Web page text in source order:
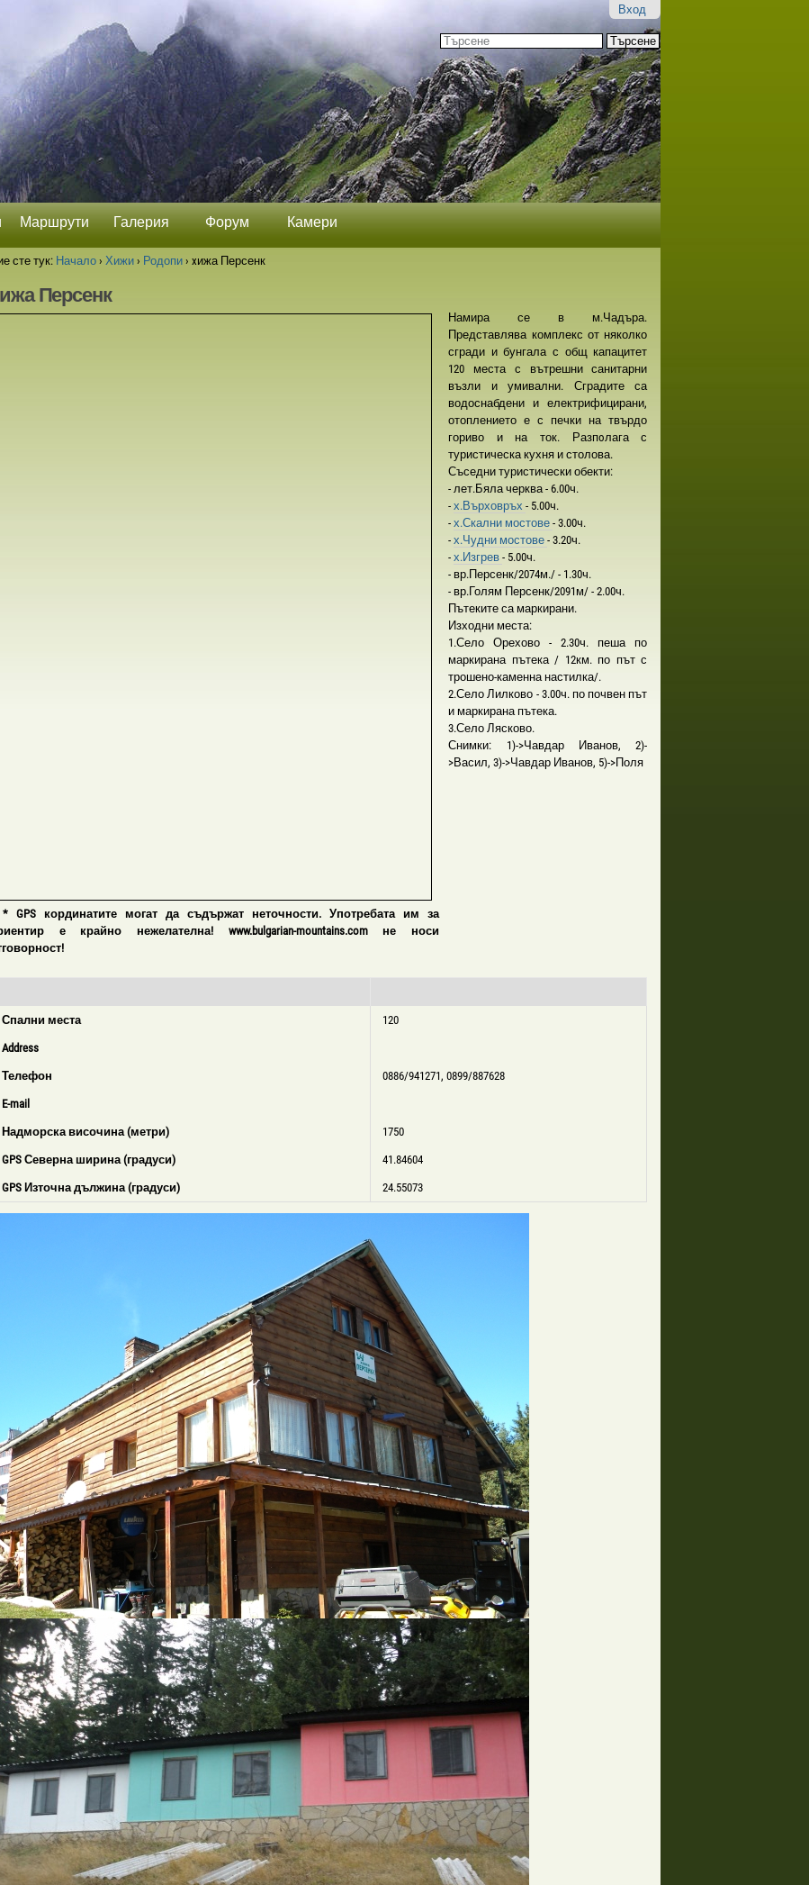
Вход
Търсене
Разширено
търсене...
Маршрути Галерия Форум Камери
сте тук: Начало ›Хижи › Родопи ›xижа Персенк
Персенк
GPS кординатите могат да съдържат неточности. Употребата им за
е крайно нежелателна! www.bulgarian-mountains.com не носи
Намира се в м.Чадъра.
Представлява комплекс от няколко
сгради и бунгала с общ капацитет
120 места с вътрешни санитарни
възли и умивални. Сградите са
водоснабдени и електрифицирани,
отоплението е с печки на твърдо
гориво и на ток. Разпoлага с
туристическа кухня и столова.
Съседни туристически обекти:
- лет.Бяла черква - 6.00ч.
-х.Върховръх- 5.00ч.
-х.Скални мостове- 3.00ч.
-х.Чудни мостове- 3.20ч.
-х.Изгрев- 5.00ч.
- вр.Персенк/2074м./ - 1.30ч.
- вр.Голям Персенк/2091м/ - 2.00ч.
Пътеките са маркирани.
Изходни места:
1.Село Орехово - 2.30ч. пеша по
маркирана пътека / 12км. по път с
трошено-каменна настилка/.
2.Село Лилково - 3.00ч. по почвен път
и маркирана пътека.
3.Село Лясково.
Снимки: 1)->Чавдар Иванов, 2)-
>Васил, 3)->Чавдар Иванов, 5)->Поля
Спални места 120
Address
Телефон 0886/941271, 0899/887628
E-mail
Надморска височина (метри) 1750
GPS Северна ширина (градуси) 41.84604
GPS Източна дължина (градуси) 24.55073